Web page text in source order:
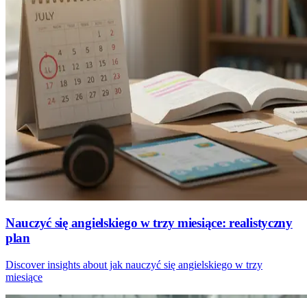
Nauczyć się angielskiego w trzy miesiące: realistyczny
plan
Discover insights about jak nauczyć się angielskiego w trzy
miesiące